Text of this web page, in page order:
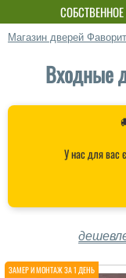
Магазин дверей Фаворит
Входные
У нас для вас